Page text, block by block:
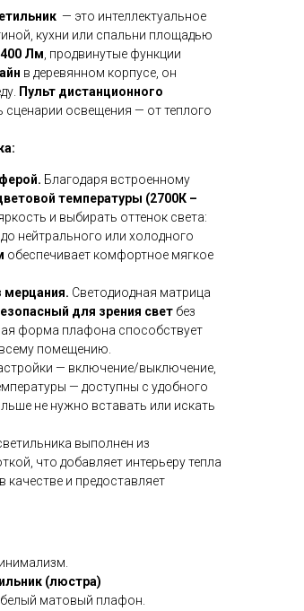
— это интеллектуальное
кухни или спальни площадью
Лм, продвинутые функции
в деревянном корпусе, он
Пульт дистанционного
освещения — от теплого
Благодаря встроенному
температуры (2700К –
и выбирать оттенок света:
нейтрального или холодного
обеспечивает комфортное мягкое
мерцания. Светодиодная матрица
для зрения свет без
форма плафона способствует
помещению.
— включение/выключение,
— доступны с удобного
не нужно вставать или искать
выполнен из
что добавляет интерьеру тепла
качестве и предоставляет
(люстра)
белый матовый плафон.